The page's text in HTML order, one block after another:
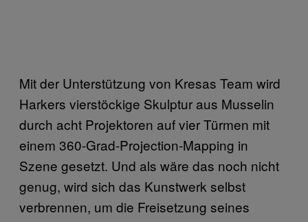
Mit der Unterstützung von Kresas Team wird
Harkers vierstöckige Skulptur aus Musselin
durch acht Projektoren auf vier Türmen mit
einem 360-Grad-Projection-Mapping in
Szene gesetzt. Und als wäre das noch nicht
genug, wird sich das Kunstwerk selbst
verbrennen, um die Freisetzung seines